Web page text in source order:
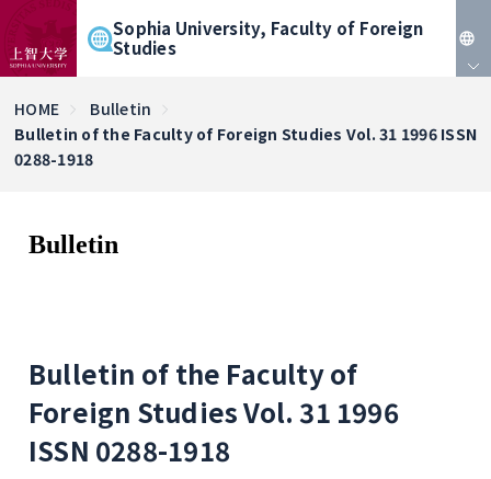
Sophia University, Faculty of Foreign
Studies
EN
HOME
Bulletin
Bulletin of the Faculty of Foreign Studies Vol. 31 1996 ISSN
0288-1918
Bulletin
Bulletin of the Faculty of
Foreign Studies Vol. 31 1996
ISSN 0288-1918